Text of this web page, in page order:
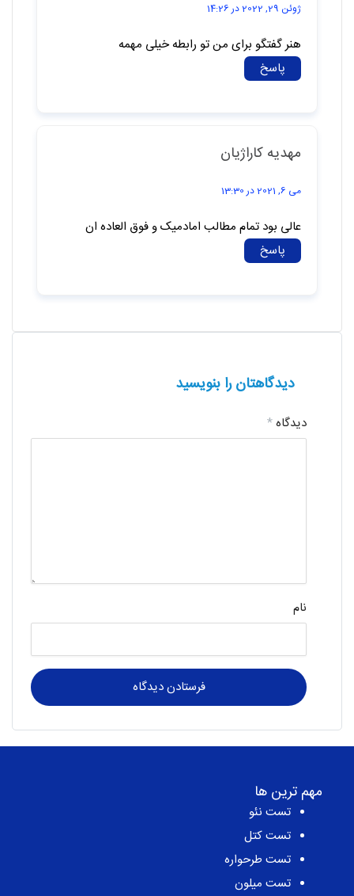
ژوئن 29, 2022 در 14:26
هنر گفتگو برای من تو رابطه خیلی مهمه
پاسخ
مهدیه کاراژیان
می 6, 2021 در 13:30
عالی بود تمام مطالب امادمیک و فوق العاده ان
پاسخ
دیدگاهتان را بنویسید
دیدگاه*
نام
مهم ترین ها
تست نئو
تست کتل
تست طرحواره
تست میلون